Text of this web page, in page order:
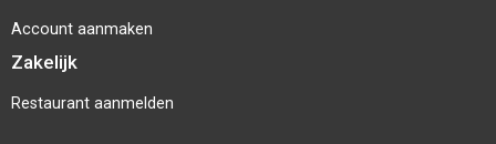
Account aanmaken
Zakelijk
Restaurant aanmelden